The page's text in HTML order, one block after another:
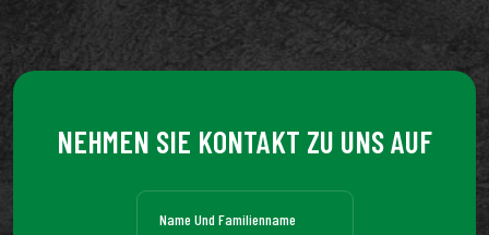
NEHMEN SIE KONTAKT ZU UNS AUF